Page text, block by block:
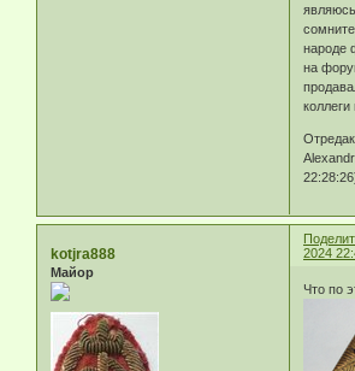
народе
на
2024
kotjra888
Майор
Что по